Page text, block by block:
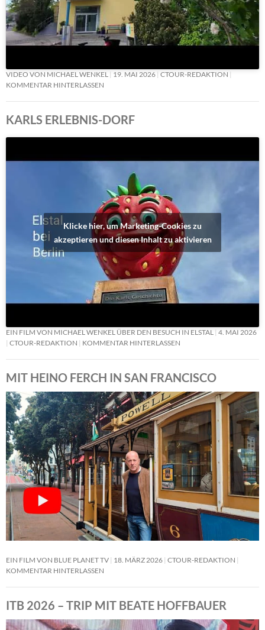
VIDEO VON MICHAEL WENKEL 19. MAI 2026 CTOUR-REDAKTION
KOMMENTAR HINTERLASSEN
KARLS ERLEBNIS-DORF
Klicke hier, um Marketing-Cookies zu
akzeptieren und diesen Inhalt zu aktivieren
EIN FILM VON MICHAEL WENKEL ÜBER DEN BESUCH IN ELSTAL 4. MAI 2026
CTOUR-REDAKTION
KOMMENTAR HINTERLASSEN
MIT HEINO FERCH IN SAN FRANCISCO
EIN FILM VON BLUE PLANET TV 18. MÄRZ 2026 CTOUR-REDAKTION
KOMMENTAR HINTERLASSEN
ITB 2026 – TRIP MIT BEATE HOFFBAUER